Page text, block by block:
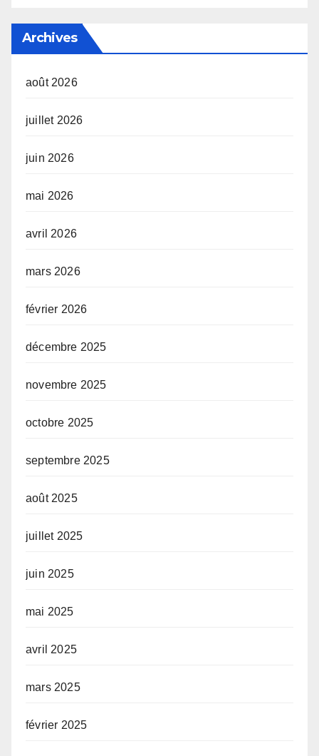
Archives
août 2026
juillet 2026
juin 2026
mai 2026
avril 2026
mars 2026
février 2026
décembre 2025
novembre 2025
octobre 2025
septembre 2025
août 2025
juillet 2025
juin 2025
mai 2025
avril 2025
mars 2025
février 2025